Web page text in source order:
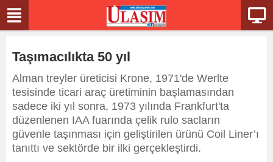
Taşımacılıkta 50 yıl
Alman treyler üreticisi Krone, 1971'de Werlte
tesisinde ticari araç üretiminin başlamasından
sadece iki yıl sonra, 1973 yılında Frankfurt'ta
düzenlenen IAA fuarında çelik rulo sacların
güvenle taşınması için geliştirilen ürünü Coil Liner’ı
tanıttı ve sektörde bir ilki gerçekleştirdi.